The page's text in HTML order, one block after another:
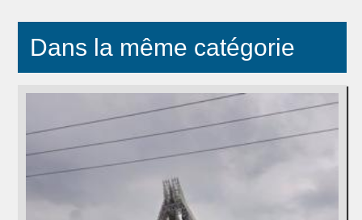
Dans la même catégorie